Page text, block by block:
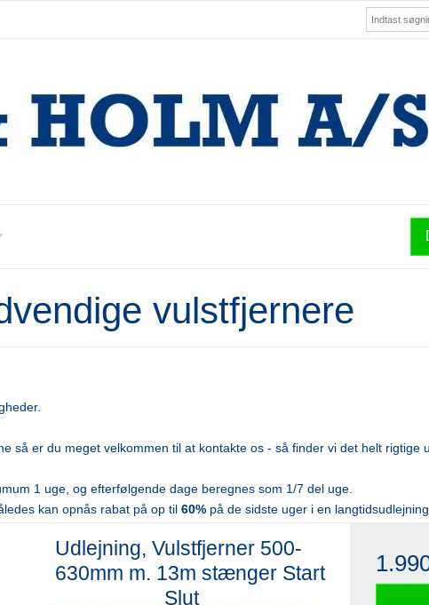
vulstfjernere
så er du meget velkommen til at kontakte os - så finder vi det helt rigtige
1 uge, og efterfølgende dage beregnes som 1/7 del uge.
kan opnås rabat på op til60% på de sidste uger i en
Udlejning, Vulstfjerner 500-
630mm m. 13m stænger Start
_________ Slut _________